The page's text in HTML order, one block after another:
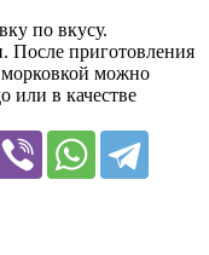
по вкусу.
После приготовления
можно
или в качестве